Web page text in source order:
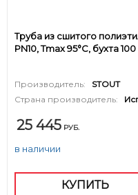
Труба из сшитого
PN10, Tmax 95°C, бухта
Производитель:
STOUT
Страна производитель:
25 445 РУБ.
в наличии
КУПИТЬ